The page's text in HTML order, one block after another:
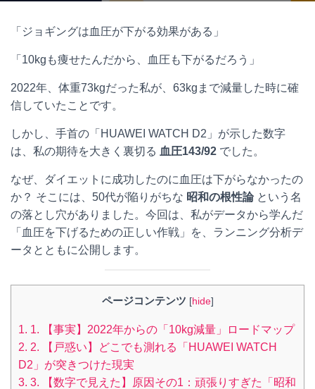
「ジョギングは血圧が下がる効果がある」
「10kgも痩せたんだから、血圧も下がるだろう」
2022年、体重73kgだった私が、63kgまで減量した時に確
信していたことです。
しかし、手首の「HUAWEI WATCH D2」が示した数字
は、私の期待を大きく裏切る 血圧143/92 でした。
なぜ、ダイエットに成功したのに血圧は下がらなかったの
か？ そこには、50代が陥りがちな 昭和の根性論という名
の落とし穴がありました。今回は、私がデータから学んだ
「血圧を下げるための正しい作戦」を、ランニング分析デ
ータとともに公開します。
ページコンテンツ [hide]
1. 1. 【事実】2022年からの「10kg減量」ロードマップ
2. 2. 【戸惑い】どこでも測れる「HUAWEI WATCH
D2」が突きつけた現実
3. 3. 【数字で見えた】原因その1：頑張りすぎた「昭和